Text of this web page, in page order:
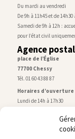
Du mardi au vendredi
De 9h à 11h45 et de 14h30
Samedi de 9h à 12h :
pour l’état civil
Agence
place de l’Église
77700 Chessy
Tél. 01 60 43 88 87
Horaires d’ouverture
Lundi de 14h à 17h30
De 9h30 à 12h30 et de
Samedi de 9h à 12h